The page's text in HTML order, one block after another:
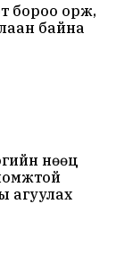
бороо орж,
байна
нөөц
агуулах
сар